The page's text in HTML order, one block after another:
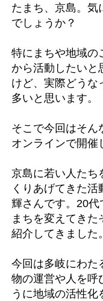
たまち、京島。気
でしょうか？
特にまちや地域の
から活動したいと
けど、実際どうな
多いと思います。
そこで今回はそん
オンラインで開催
京島に若い人たち
くりあげてきた
輝さんです。20代
まちを変えてき
紹介してきました。
今回は多岐にわた
物の運営や人を呼
うに地域の活性